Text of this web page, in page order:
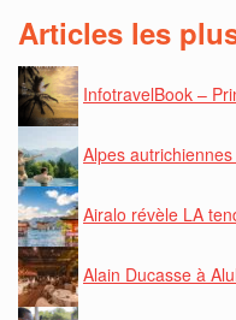
Articles les
InfotravelBook –
Alpes
Airalo révèle LA
Alain Ducasse à